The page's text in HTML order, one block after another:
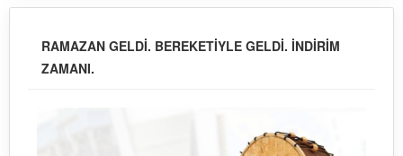
RAMAZAN GELDİ. BEREKETİYLE GELDİ. İNDİRİM
ZAMANI.